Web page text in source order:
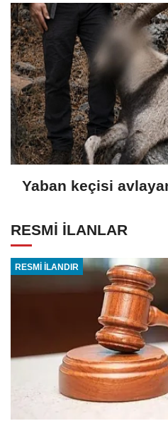
Yaban keçisi
RESMİ İLANLAR
RESMİ İLANDIR